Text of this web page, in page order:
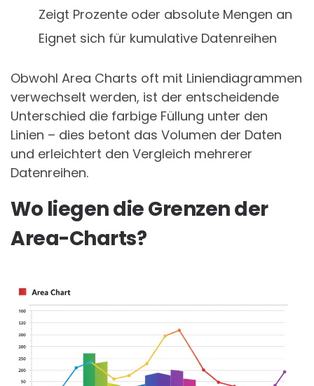
Zeigt Prozente oder absolute Mengen an
Eignet sich für kumulative Datenreihen
Obwohl Area Charts oft mit Liniendiagrammen
verwechselt werden, ist der entscheidende
Unterschied die farbige Füllung unter den
Linien – dies betont das Volumen der Daten
und erleichtert den Vergleich mehrerer
Datenreihen.
Wo liegen die Grenzen der
Area-Charts?